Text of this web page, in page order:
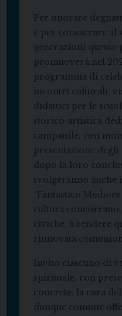
Per onorare
e per consacrare al
generazioni questo
promuoverà nel
programma di
incontri culturali,
didattici per le
storico‑artistica
campanile, con
presentazione
dopo la loro
svolgeranno
“Fantastico
cultura
civiche, a rendere
rinnovata
Invito ciascuno di
spirituale, con
concrete: la cura
dunque comune